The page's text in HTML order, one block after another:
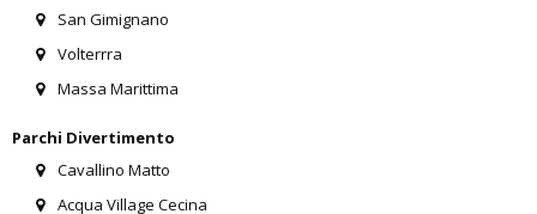
San Gimignano
Volterrra
Massa Marittima
Parchi Divertimento
Cavallino Matto
Acqua Village Cecina